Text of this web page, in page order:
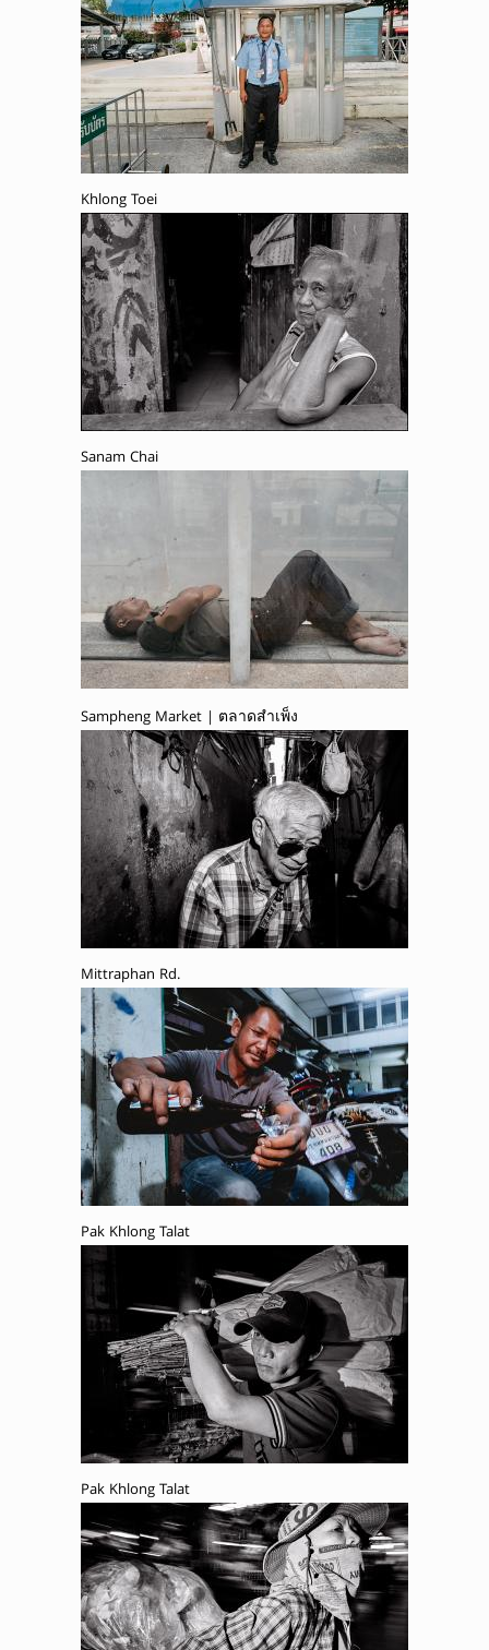
Khlong Toei
Sanam Chai
Sampheng Market | ตลาดสำเพ็ง
Mittraphan Rd.
Pak Khlong Talat
Pak Khlong Talat